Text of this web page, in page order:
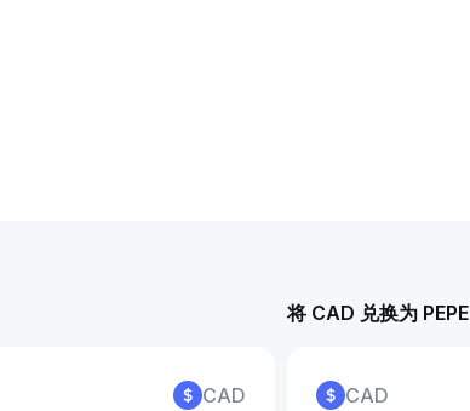
CAD
将 CAD 兑换为 PEPE
CAD